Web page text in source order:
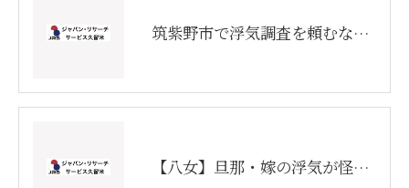
筑紫野市で浮気調査を頼むならジャパン・リサーチサービス久留米
【八女】旦那・嫁の浮気が怪しい…確かな証拠を掴むなら｜明確料金の探偵調査